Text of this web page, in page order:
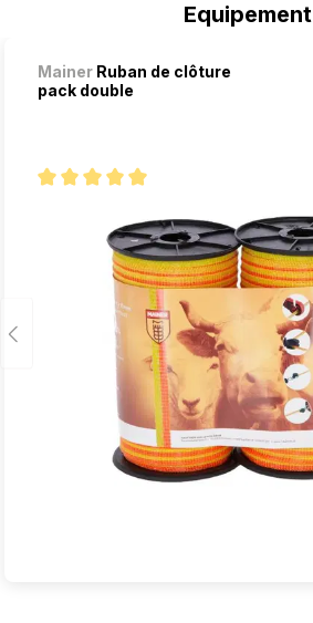
Equipement
Mainer Ruban de clôture
pack double